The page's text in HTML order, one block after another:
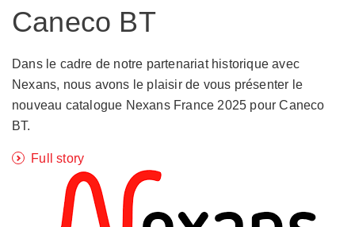
Caneco BT
Dans le cadre de notre partenariat historique avec
Nexans, nous avons le plaisir de vous présenter le
nouveau catalogue Nexans France 2025 pour Caneco
BT.
Full story